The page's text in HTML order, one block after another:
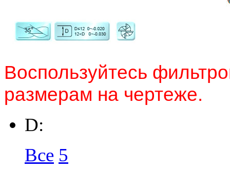
Воспользуйтесь
размерам на чертеже.
D:
Все 5